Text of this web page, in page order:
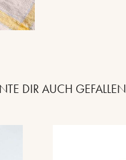
DIR AUCH GEFALLEN